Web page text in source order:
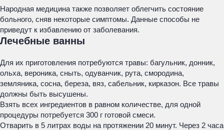
Народная медицина также позволяет облегчить состояние
больного, сняв некоторые симптомы. Данные способы не
приведут к избавлению от заболевания.
Лечебные ванны
Для их приготовления потребуются травы: багульник, донник,
ольха, вероника, сныть, одуванчик, рута, смородина,
земляника, сосна, береза, вяз, сабельник, кирказон. Все травы
должны быть высушены.
Взять всех ингредиентов в равном количестве, для одной
процедуры потребуется 300 г готовой смеси.
Отварить в 5 литрах воды на протяжении 20 минут. Через 2 часа